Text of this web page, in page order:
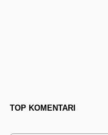
TOP KOMENTARI